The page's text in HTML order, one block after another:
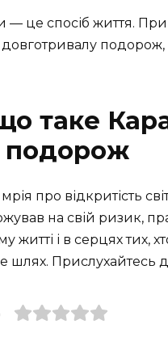
— це спосіб життя.
подорож,
таке
подорож
про відкритість
на свій ризик,
житті і в серцях
шлях. Прислухайтесь